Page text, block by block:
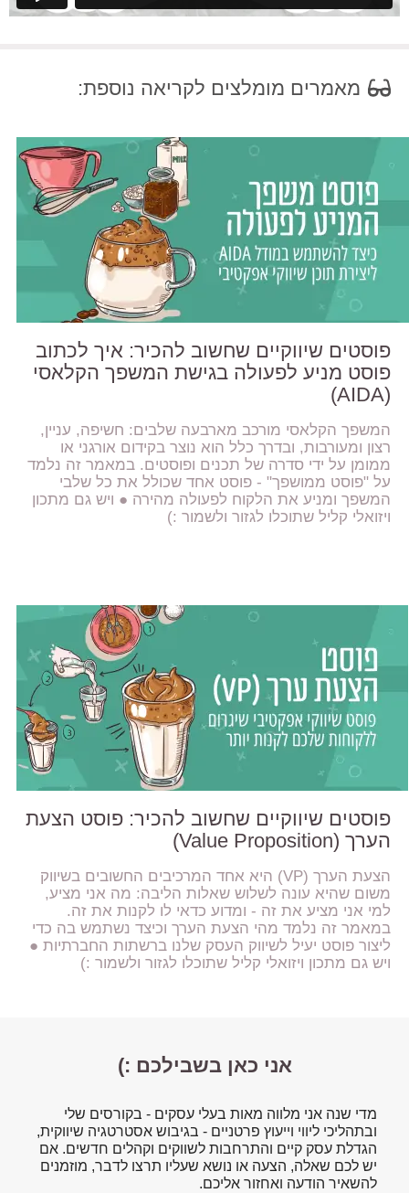
מאמרים מומלצים לקריאה נוספת:
פוסטים שיווקיים שחשוב להכיר: איך לכתוב
פוסט מניע לפעולה בגישת המשפך הקלאסי
(AIDA)
המשפך הקלאסי מורכב מארבעה שלבים: חשיפה, עניין,
רצון ומעורבות, ובדרך כלל הוא נוצר בקידום אורגני או
ממומן על ידי סדרה של תכנים ופוסטים. במאמר זה נלמד
על "פוסט ממושפך" - פוסט אחד שכולל את כל שלבי
המשפך ומניע את הלקוח לפעולה מהירה ● ויש גם מתכון
ויזואלי קליל שתוכלו לגזור ולשמור :)
פוסטים שיווקיים שחשוב להכיר: פוסט הצעת
הערך (Value Proposition)
הצעת הערך (VP) היא אחד המרכיבים החשובים בשיווק
משום שהיא עונה לשלוש שאלות הליבה: מה אני מציע,
למי אני מציע את זה - ומדוע כדאי לו לקנות את זה.
במאמר זה נלמד מהי הצעת הערך וכיצד נשתמש בה כדי
ליצור פוסט יעיל לשיווק העסק שלנו ברשתות החברתיות ●
ויש גם מתכון ויזואלי קליל שתוכלו לגזור ולשמור :)
אני כאן בשבילכם :)
מדי שנה אני מלווה מאות בעלי עסקים - בקורסים שלי
ובתהליכי ליווי וייעוץ פרטניים - בגיבוש אסטרטגיה שיווקית,
הגדלת עסק קיים והתרחבות לשווקים וקהלים חדשים. אם
יש לכם שאלה, הצעה או נושא שעליו תרצו לדבר, מוזמנים
להשאיר הודעה ואחזור אליכם.